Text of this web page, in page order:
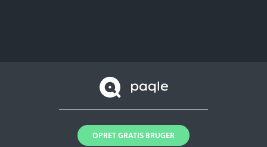
OPRET GRATIS BRUGER